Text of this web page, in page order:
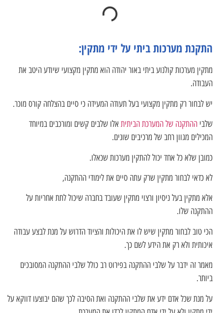
התקנת מערכות ביתי על ידי מתקין:
מתקין מערכות קולנוע ביתי באור יהודה הוא מתקין מקצועי שיודע היטב את
העבודה.
יש לבחור רק מתקין מקצועי בעל תעודה המעידה כי סיים בהצלחה קורס מוכר.
שלבי ההתקנה של המערכת הביתית אלו שלבים קשים ומורכבים במיוחד
המכילים מגוון רחב של מרכיבים שונים.
כמובן שלא כל אחד יכול להתקין מערכות שכאלו.
לא כדאי לבחור מתקין שרק עתה סיים את לימודי ההתקנה,
אלא מתקין בעל ניסיון ורצוי מתקין שעובד בחברה שיכול לתת אחריות על
ההתקנה שלו.
הכי טוב לבחור מתקין שיש לו את היכולות והציוד הדרוש על מנת לבצע עבודה
איכותית ולא רק את הידע לשם כך.
מאמר זה ידבר על שלבי ההתקנה בפירוט רב כולל שלבי ההתקנה המסובכים
ביותר.
על מנת שכל אדם ידע את שלבי ההתקנה ואת הסיבה לכך שהם יבוצעו דווקא על